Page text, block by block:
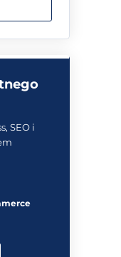
SEO i